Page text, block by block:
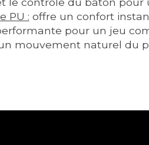
PU : offre un confort
pour un jeu
mouvement naturel du